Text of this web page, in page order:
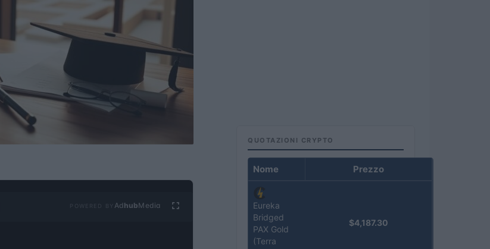
Ad hubMedia
QUOTAZIONI CRYPTO
Nome Prezzo
Eureka
Bridged
PAX Gold
(Terra
$4,187.30